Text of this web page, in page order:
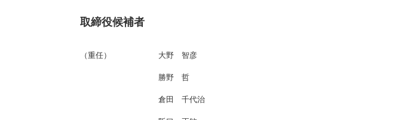
取締役候補者
（重任） 大野 智彦
勝野 哲
倉田 千代治